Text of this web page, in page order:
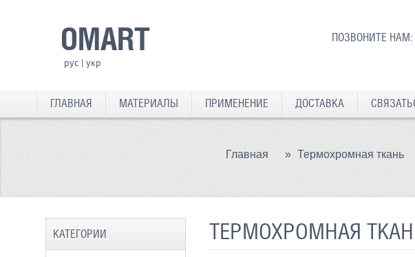
OMART
рус |укр
ПОЗВОНИТЕ НАМ:
ГЛАВНАЯ МАТЕРИАЛЫ ПРИМЕНЕНИЕ ДОСТАВКА
Главная » Термохромная ткань
ТЕРМОХРОМНАЯ
КАТЕГОРИИ